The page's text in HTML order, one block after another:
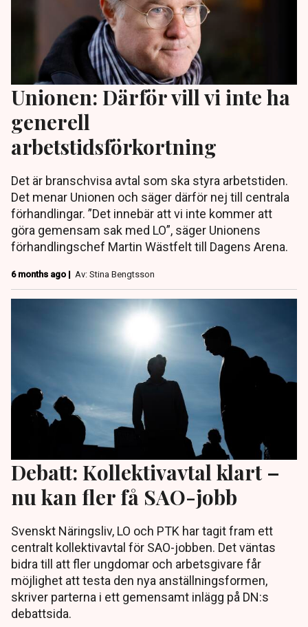
Unionen: Därför vill vi inte ha
generell
arbetstidsförkortning
Det är branschvisa avtal som ska styra arbetstiden.
Det menar Unionen och säger därför nej till centrala
förhandlingar. ”Det innebär att vi inte kommer att
göra gemensam sak med LO”, säger Unionens
förhandlingschef Martin Wästfelt till Dagens Arena.
6 months ago | Av: Stina Bengtsson
Debatt: Kollektivavtal klart –
nu kan fler få SAO-jobb
Svenskt Näringsliv, LO och PTK har tagit fram ett
centralt kollektivavtal för SAO-jobben. Det väntas
bidra till att fler ungdomar och arbetsgivare får
möjlighet att testa den nya anställningsformen,
skriver parterna i ett gemensamt inlägg på DN:s
debattsida.